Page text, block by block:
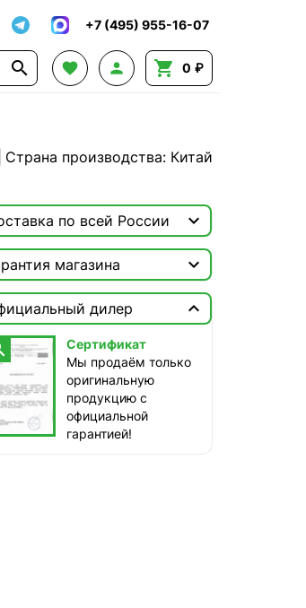
+7 (495) 955-16-07
    0 ₽
Страна производства: Китай
по всей России 
бесплатно
— Самовывоз
бесплатно
Бережковская, д. 20, стр. 19
— Пункты выдачи
дня, бесплатно
магазина

Сертификат
продаём только
продукцию с
гарантией!
дилер

Сертификат
Мы продаём только
оригинальную
продукцию с
официальной
гарантией!